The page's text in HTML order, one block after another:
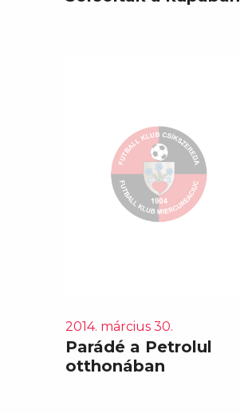
2014. március 30.
Parádé a Petrolul
otthonában